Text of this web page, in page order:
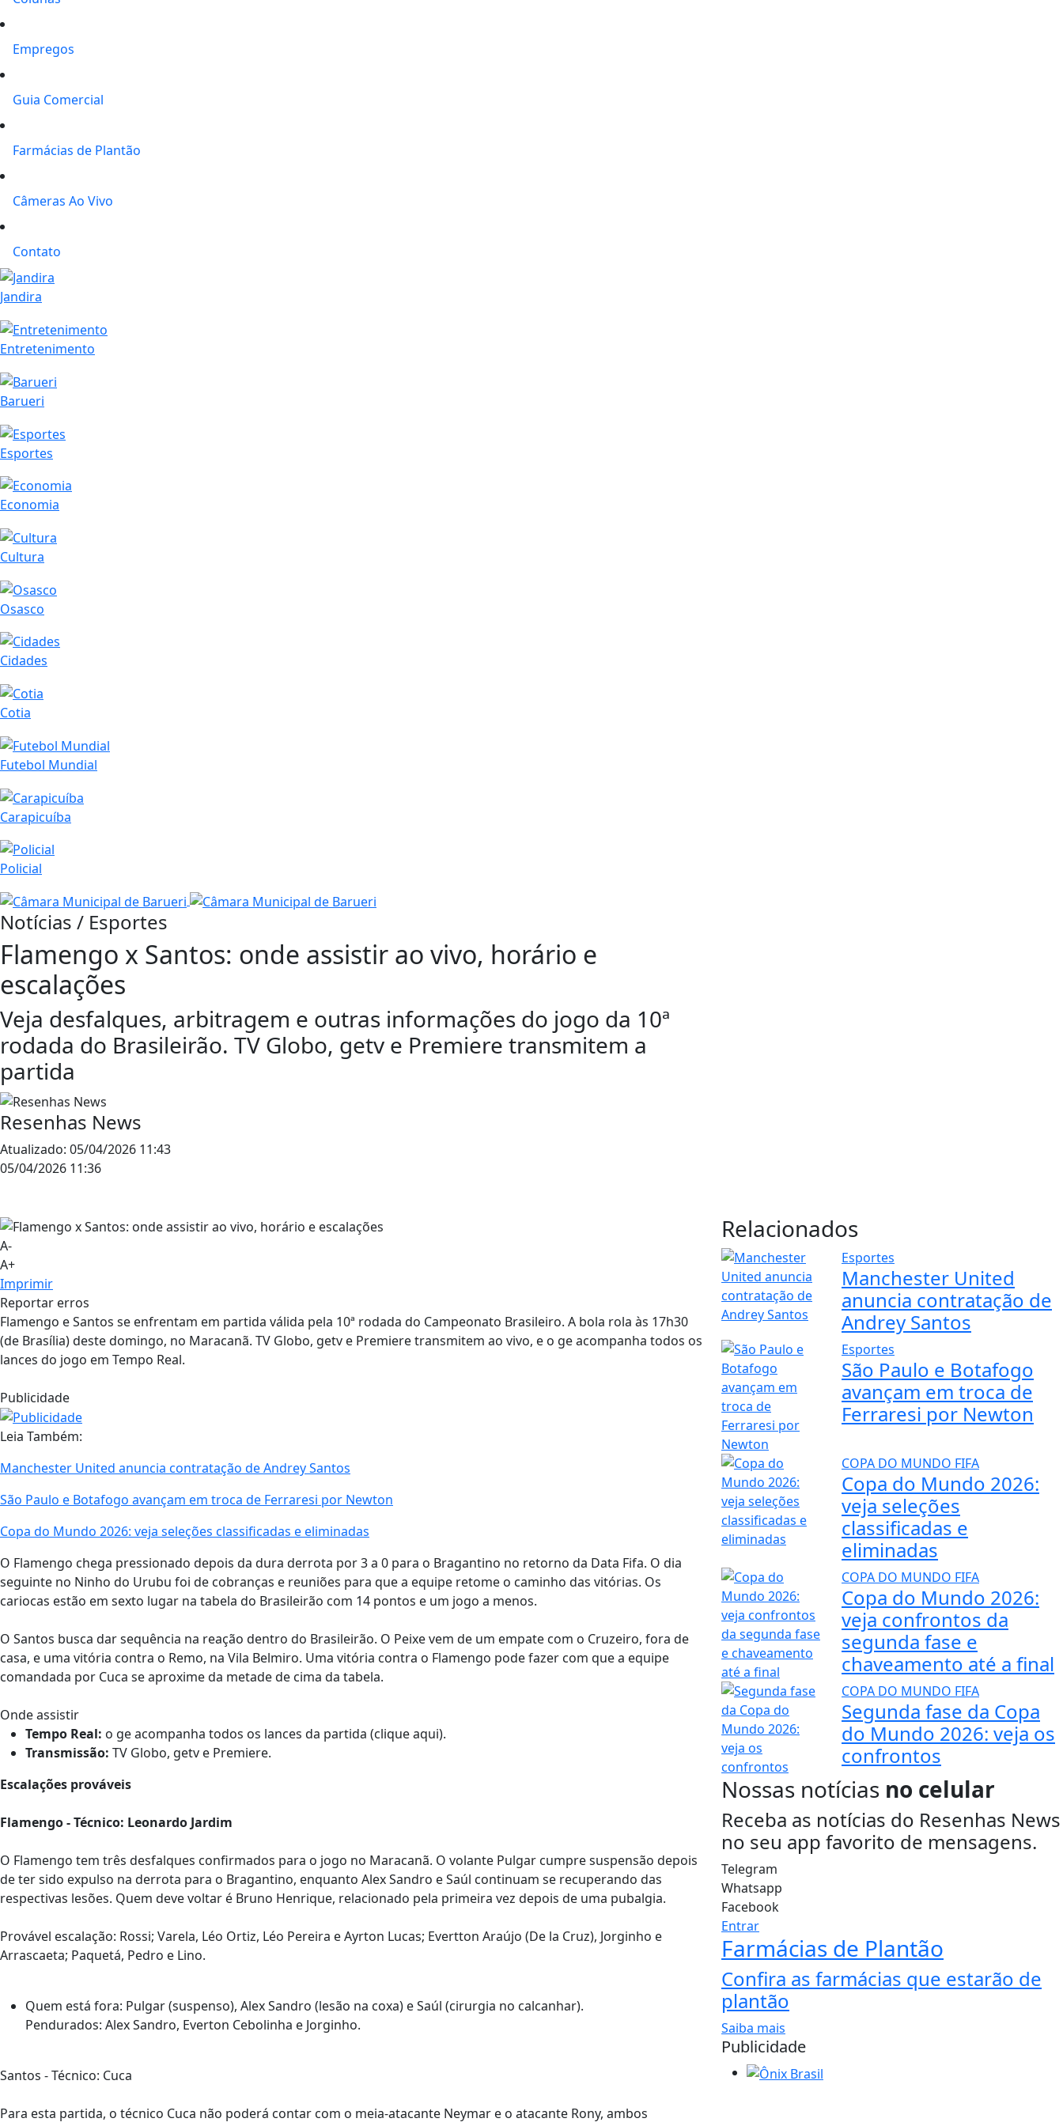
Empregos
Guia Comercial
Farmácias de Plantão
Câmeras Ao Vivo
Contato
Jandira
Entretenimento
Barueri
Esportes
Economia
Cultura
Osasco
Cidades
Cotia
Futebol Mundial
Carapicuíba
Policial
Notícias / Esportes
Flamengo x Santos: onde assistir ao vivo, horário e
escalações
Veja desfalques, arbitragem e outras informações do jogo da 10ª
rodada do Brasileirão. TV Globo, getv e Premiere transmitem a
partida
Resenhas News
Atualizado: 05/04/2026 11:43
05/04/2026 11:36
A-
A+
Imprimir
Reportar erros
Flamengo e Santos se enfrentam em partida válida pela 10ª rodada do Campeonato Brasileiro. A bola rola às 17h30
(de Brasília) deste domingo, no Maracanã. TV Globo, getv e Premiere transmitem ao vivo, e o ge acompanha todos os
lances do jogo em Tempo Real.
Publicidade
Leia Também:
Manchester United anuncia contratação de Andrey Santos
São Paulo e Botafogo avançam em troca de Ferraresi por Newton
Copa do Mundo 2026: veja seleções classificadas e eliminadas
O Flamengo chega pressionado depois da dura derrota por 3 a 0 para o Bragantino no retorno da Data Fifa. O dia
seguinte no Ninho do Urubu foi de cobranças e reuniões para que a equipe retome o caminho das vitórias. Os
cariocas estão em sexto lugar na tabela do Brasileirão com 14 pontos e um jogo a menos.
O Santos busca dar sequência na reação dentro do Brasileirão. O Peixe vem de um empate com o Cruzeiro, fora de
casa, e uma vitória contra o Remo, na Vila Belmiro. Uma vitória contra o Flamengo pode fazer com que a equipe
comandada por Cuca se aproxime da metade de cima da tabela.
Onde assistir
Tempo Real: o ge acompanha todos os lances da partida (clique aqui).
Transmissão: TV Globo, getv e Premiere.
Escalações prováveis
Flamengo - Técnico: Leonardo Jardim
O Flamengo tem três desfalques confirmados para o jogo no Maracanã. O volante Pulgar cumpre suspensão depois
de ter sido expulso na derrota para o Bragantino, enquanto Alex Sandro e Saúl continuam se recuperando das
respectivas lesões. Quem deve voltar é Bruno Henrique, relacionado pela primeira vez depois de uma pubalgia.
Provável escalação: Rossi; Varela, Léo Ortiz, Léo Pereira e Ayrton Lucas; Evertton Araújo (De la Cruz), Jorginho e
Arrascaeta; Paquetá, Pedro e Lino.
Quem está fora: Pulgar (suspenso), Alex Sandro (lesão na coxa) e Saúl (cirurgia no calcanhar).
Pendurados: Alex Sandro, Everton Cebolinha e Jorginho.
Santos - Técnico: Cuca
Para esta partida, o técnico Cuca não poderá contar com o meia-atacante Neymar e o atacante Rony, ambos
Relacionados
Esportes
Manchester United
anuncia contratação de
Andrey Santos
Esportes
São Paulo e Botafogo
avançam em troca de
Ferraresi por Newton
COPA DO MUNDO FIFA
Copa do Mundo 2026:
veja seleções
classificadas e
eliminadas
COPA DO MUNDO FIFA
Copa do Mundo 2026:
veja confrontos da
segunda fase e
chaveamento até a final
COPA DO MUNDO FIFA
Segunda fase da Copa
do Mundo 2026: veja os
confrontos
Nossas notícias no celular
Receba as notícias do Resenhas News
no seu app favorito de mensagens.
Telegram
Whatsapp
Facebook
Entrar
Farmácias de Plantão
Confira as farmácias que estarão de
plantão
Saiba mais
Publicidade